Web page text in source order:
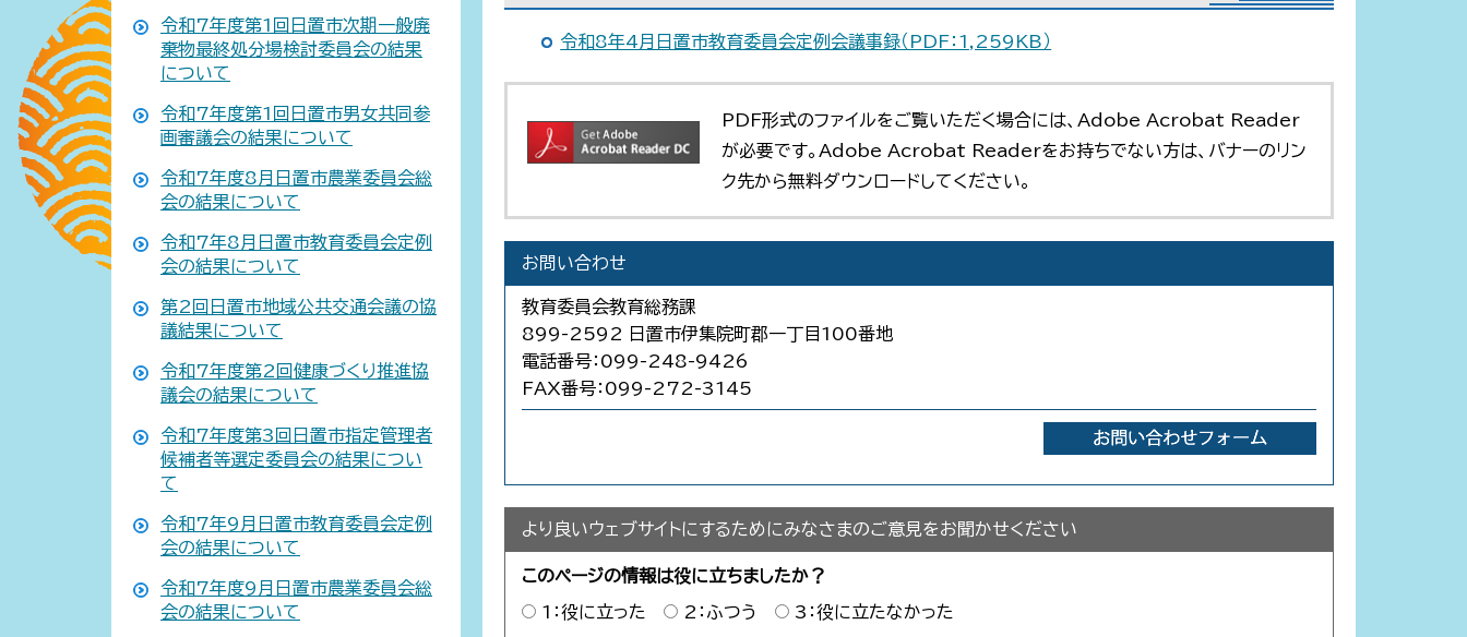
令和7年度第1回日置市次期一般廃
棄物最終処分場検討委員会の結果
について
令和7年度第1回日置市男女共同参
画審議会の結果について
令和7年度8月日置市農業委員会総
会の結果について
令和7年8月日置市教育委員会定例
会の結果について
第2回日置市地域公共交通会議の協
議結果について
令和7年度第2回健康づくり推進協
議会の結果について
令和7年度第3回日置市指定管理者
候補者等選定委員会の結果につい
て
令和7年9月日置市教育委員会定例
会の結果について
令和7年度9月日置市農業委員会総
会の結果について
令和8年4月日置市教育委員会定例会議事録（PDF：1,259KB）
PDF形式のファイルをご覧いただく場合には、Adobe Acrobat Reader
が必要です。Adobe Acrobat Readerをお持ちでない方は、バナーのリン
ク先から無料ダウンロードしてください。
お問い合わせ
教育委員会教育総務課
899-2592 日置市伊集院町郡一丁目100番地
電話番号：099-248-9426
FAX番号：099-272-3145
より良いウェブサイトにするためにみなさまのご意見をお聞かせください
このページの情報は役に立ちましたか？
1：役に立った 2：ふつう 3：役に立たなかった